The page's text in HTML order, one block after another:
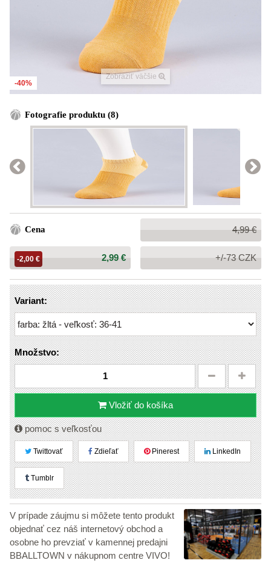
Zobraziť väčšie
-40%
Fotografie produktu (8)
Cena
Bežná
cena:
4,99 €
Cena:
2,99 €
-2,00 € +/-73 CZK
Variant:
Množstvo:
Vložiť do košíka
pomoc s veľkosťou
Twittovať Zdieľať Pinerest LinkedIn
Tumblr
V prípade záujmu si môžete tento produkt
objednať cez náš internetový obchod a
osobne ho prevziať v kamennej predajni
BBALLTOWN v nákupnom centre VIVO!